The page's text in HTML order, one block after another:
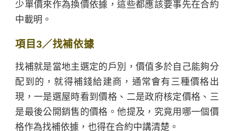
少單價來作為換價依據，這些都應該要事先在合約
中載明。
項目3／找補依據
找補就是當地主選定的戶別，價值多於自己能夠分
配到的，就得補錢給建商，通常會有三種價格出
現，一是選屋時看到價格、二是政府核定價格、三
是最後公開銷售的價格。他提及，究竟用哪一個價
格作為找補依據，也得在合約中講清楚。